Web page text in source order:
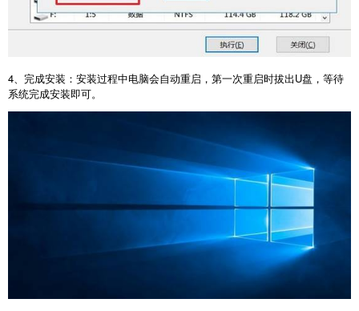
4、完成安装：安装过程中电脑会自动重启，第一次重启时拔出U盘，等待
系统完成安装即可。